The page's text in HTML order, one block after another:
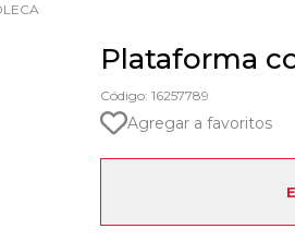
Plataforma
Código: 16257789
Agregar a favoritos